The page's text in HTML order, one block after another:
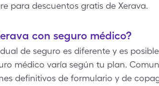
para descuentos gratis de Xerava.
con seguro médico?
de seguro es diferente y es
médico varía según tu plan.
definitivos de formulario y de